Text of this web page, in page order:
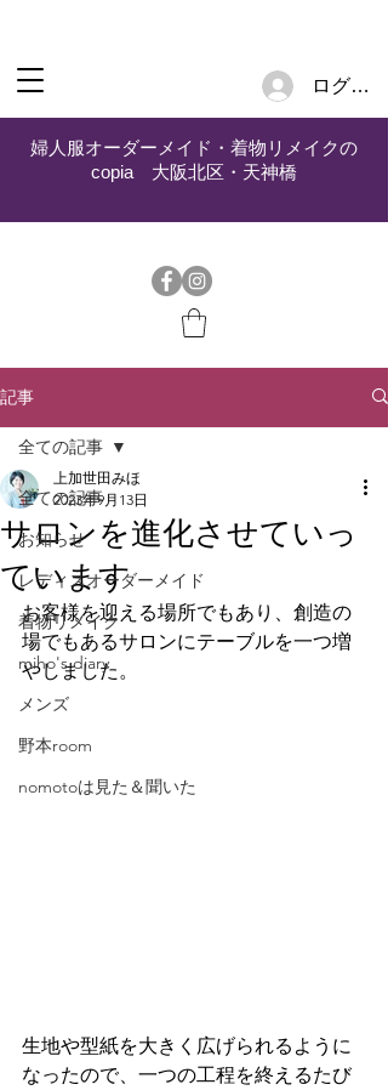
ログイン
婦人服オーダーメイド・着物リメイクの
copia 大阪北区・天神橋
記事
全ての記事
お知らせ
レディスオーダーメイド
着物リメイク
miho's diary
メンズ
野本room
nomotoは見た＆聞いた
全ての記事
サロンを進化させていっ
ています
上加世田みほ
2023年9月13日
お客様を迎える場所でもあり、創造の
場でもあるサロンにテーブルを一つ増
やしました。
生地や型紙を大きく広げられるように
なったので、一つの工程を終えるたび